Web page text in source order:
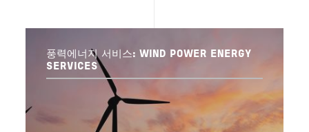
풍력에너지 서비스: WIND POWER ENERGY
SERVICES